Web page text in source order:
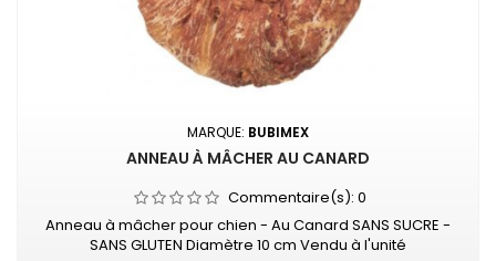
MARQUE: BUBIMEX
ANNEAU À MÂCHER AU CANARD
Commentaire(s): 0
Anneau à mâcher pour chien - Au Canard SANS SUCRE -
SANS GLUTEN Diamètre 10 cm Vendu à l'unité